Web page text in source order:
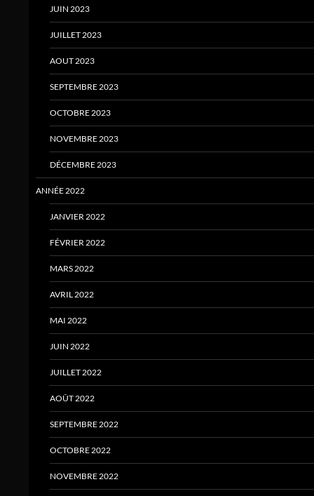
JUIN 2023
JUILLET 2023
AOUT 2023
SEPTEMBRE 2023
OCTOBRE 2023
NOVEMBRE 2023
DÉCEMBRE 2023
ANNÉE 2022
JANVIER 2022
FÉVRIER 2022
MARS 2022
AVRIL 2022
MAI 2022
JUIN 2022
JUILLET 2022
AOÛT 2022
SEPTEMBRE 2022
OCTOBRE 2022
NOVEMBRE 2022